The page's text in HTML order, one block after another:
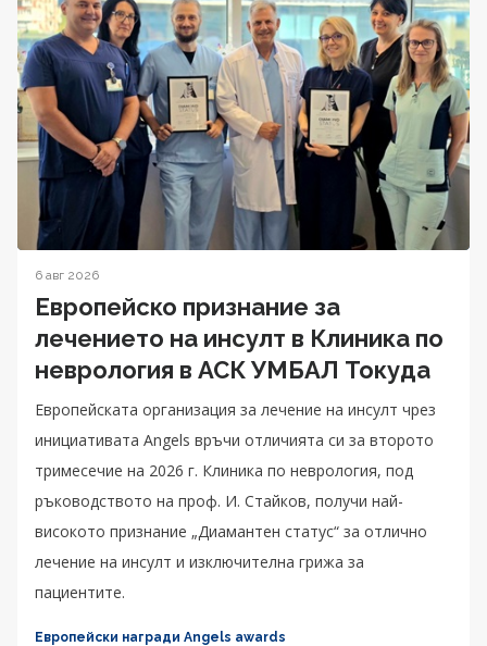
6 авг 2026
Европейско признание за
лечението на инсулт в Клиника по
неврология в АСК УМБАЛ Токуда
Eвропейската организация за лечение на инсулт чрез
инициативата Angels връчи отличията си за второто
тримесечие на 2026 г. Клиника по неврология, под
ръководството на проф. И. Стайков, получи най-
високото признание „Диамантен статус“ за отлично
лечение на инсулт и изключителна грижа за
пациентите.
Европейски награди Angels awards